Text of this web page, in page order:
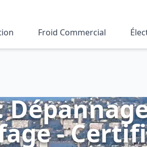
Froid Commercial
-